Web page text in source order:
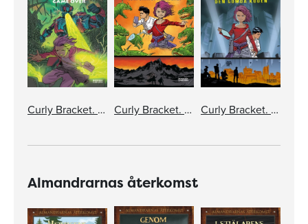
Curly Bracket. Game over Curly Bracket. Corpuratus hemlighet Curly Bracket. Den gömda koden
Almandrarnas återkomst